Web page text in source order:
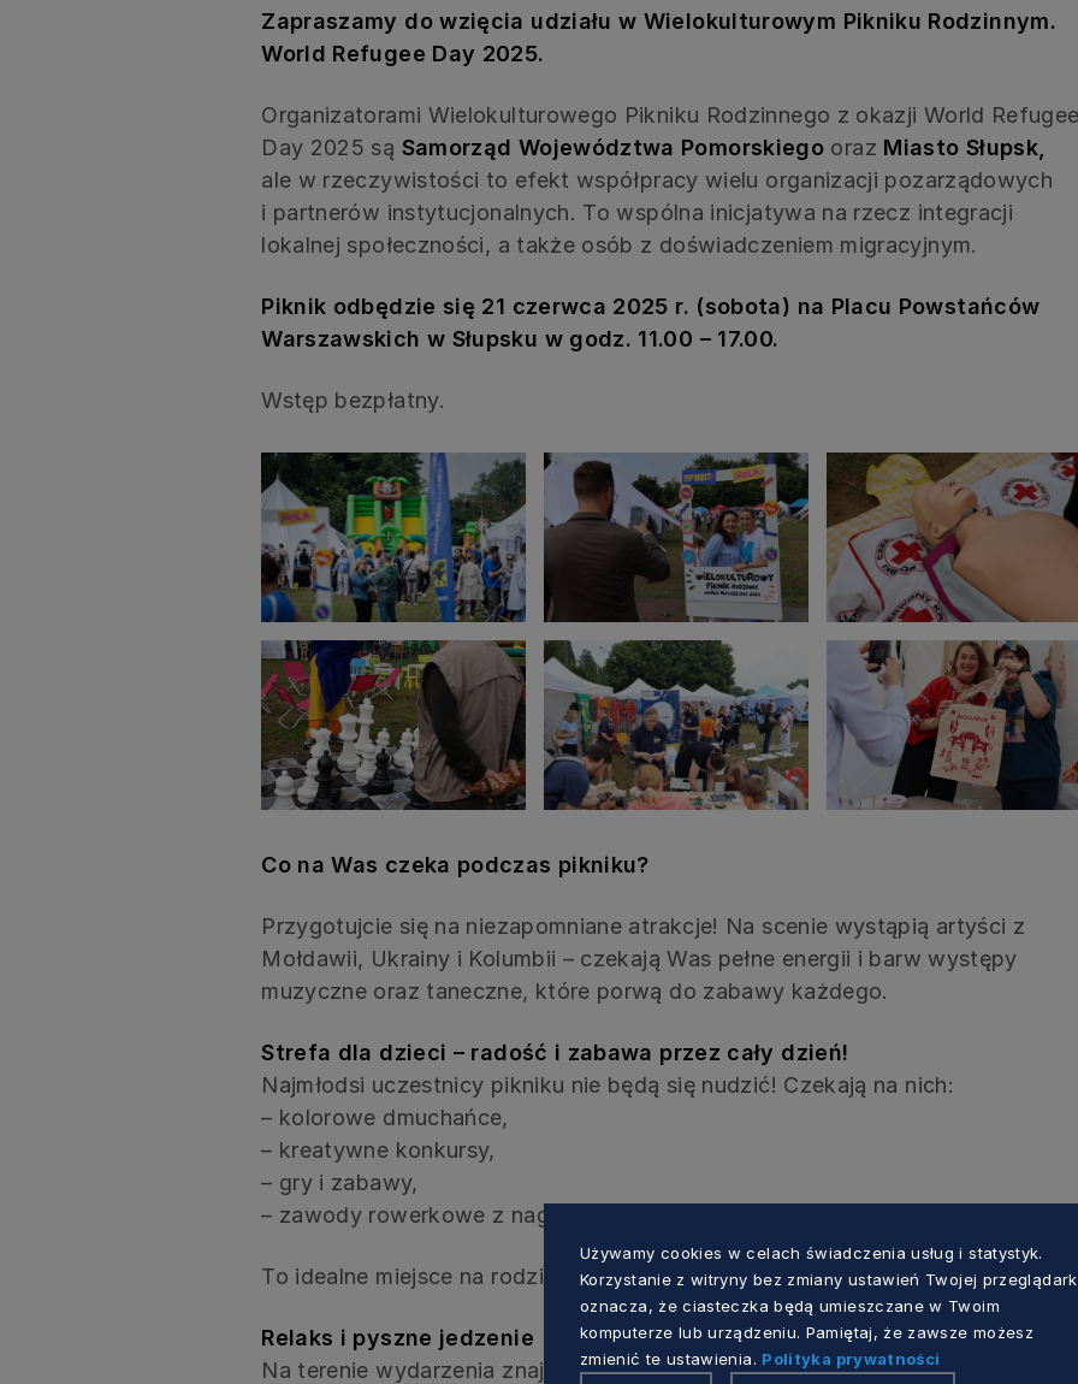
Zapraszamy do wzięcia udziału w Wielokulturowym Pikniku Rodzinnym.
World Refugee Day 2025.
Organizatorami Wielokulturowego Pikniku Rodzinnego z okazji World
Day 2025 są Samorząd Województwa Pomorskiego oraz Miasto Słupsk,
ale w rzeczywistości to efekt współpracy wielu organizacji pozarządowych
i partnerów instytucjonalnych. To wspólna inicjatywa na rzecz integracji
lokalnej społeczności, a także osób z doświadczeniem migracyjnym.
Piknik odbędzie się 21 czerwca 2025 r. (sobota) na Placu Powstańców
Warszawskich w Słupsku w godz. 11.00 – 17.00.
Wstęp bezpłatny.
Co na Was czeka podczas pikniku?
Przygotujcie się na niezapomniane atrakcje! Na scenie wystąpią artyści z
Mołdawii, Ukrainy i Kolumbii – czekają Was pełne energii i barw występy
muzyczne oraz taneczne, które porwą do zabawy każdego.
Strefa dla dzieci – radość i zabawa przez cały dzień!
Najmłodsi uczestnicy pikniku nie będą się nudzić! Czekają na nich:
– kolorowe dmuchańce,
– kreatywne konkursy,
– gry i zabawy,
– zawody rowerkowe z nagrodami.
To idealne miejsce na rodzinne spędzenie czasu na świeżym powietrzu!
Relaks i pyszne jedzenie
Na terenie wydarzenia znajdziecie:
Używamy cookies w celach świadczenia usług i statystyk.
Korzystanie z witryny bez zmiany ustawień Twojej
oznacza, że ciasteczka będą umieszczane w Twoim
komputerze lub urządzeniu. Pamiętaj, że zawsze możesz
zmienić te ustawienia. Polityka prywatności